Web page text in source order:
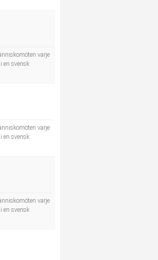
varje
en svensk
varje
en svensk
varje
en svensk